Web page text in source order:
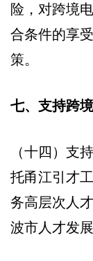
险，对跨境
合条件的享
策。
七、支持跨
（十四）支
托甬江引才
务高层次人
波市人才发